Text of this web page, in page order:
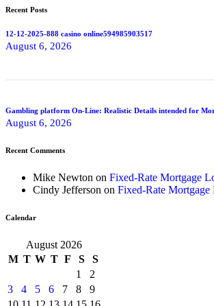
Recent Posts
12-12-2025-888 casino online594985903517
August 6, 2026
Gambling platform On-Line: Realistic Details intended for
August 6, 2026
Recent Comments
Mike Newton on Fixed-Rate Mortgage
Cindy Jefferson on Fixed-Rate Mortgage
Calendar
August 2026
M T W T F S
S
1
2
3
4 5 6 7 8
9